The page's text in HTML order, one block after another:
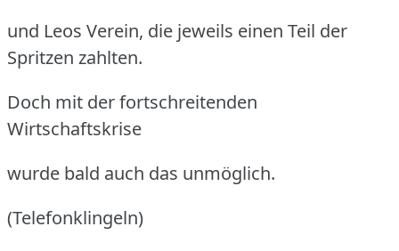
und Leos Verein, die jeweils einen Teil der
Spritzen zahlten.
Doch mit der fortschreitenden
Wirtschaftskrise
wurde bald auch das unmöglich.
(Telefonklingeln)